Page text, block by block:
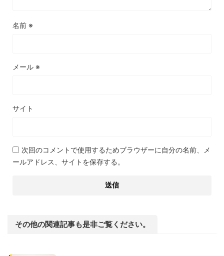
名前 ※
メール ※
サイト
次回のコメントで使用するためブラウザーに自分の名前、メ
ールアドレス、サイトを保存する。
その他の関連記事も是非ご覧ください。